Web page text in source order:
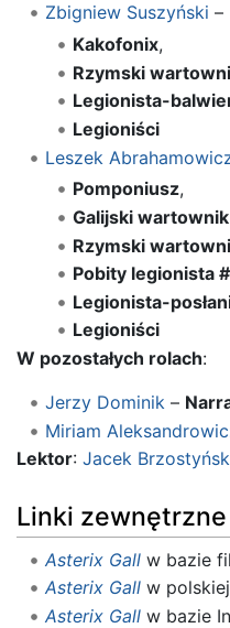
Zbigniew Suszyński –
Kakofonix,
Rzymski
Legionista-
Legioniści
Leszek
Pomponiusz,
Galijski
Rzymski
Pobity legionista
Legionista-
Legioniści
W pozostałych rolach:
Jerzy Dominik –
Miriam
Lektor: Jacek
Linki zewnętrzne
Asterix Gallw bazie
Asterix Gallw
Asterix Gallw bazie